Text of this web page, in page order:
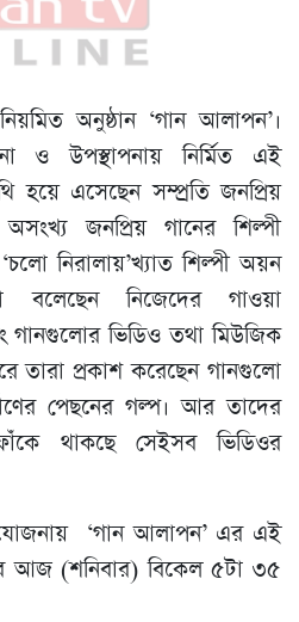
অনুষ্ঠান ‘গান আলাপন’।
ও উপস্থাপনায় নির্মিত এই
হয়ে এসেছেন সম্প্রতি জনপ্রিয়
জনপ্রিয় গানের শিল্পী
নিরালায়’খ্যাত শিল্পী অয়ন
বলেছেন নিজেদের গাওয়া
গানগুলোর ভিডিও তথা মিউজিক
তারা প্রকাশ করেছেন গানগুলো
পেছনের গল্প। আর তাদের
থাকছে সেইসব ভিডিওর
‘গান আলাপন’ এর এই
আজ (শনিবার) বিকেল ৫টা ৩৫